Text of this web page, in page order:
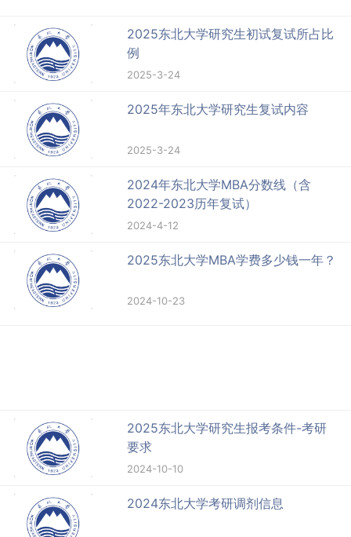
2025东北大学研究生初试复试所占比
例
2025-3-24
2025年东北大学研究生复试内容
2025-3-24
2024年东北大学MBA分数线（含
2022-2023历年复试）
2024-4-12
2025东北大学MBA学费多少钱一年？
2024-10-23
2025东北大学研究生报考条件-考研
要求
2024-10-10
2024东北大学考研调剂信息